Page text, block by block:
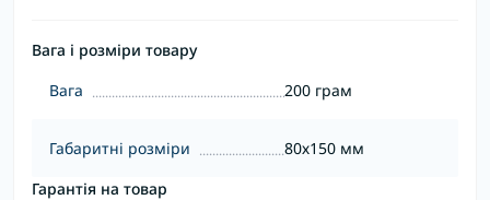
Вага і розміри товару
Вага
200 грам
Габаритні розміри
80х150 мм
Гарантія на товар